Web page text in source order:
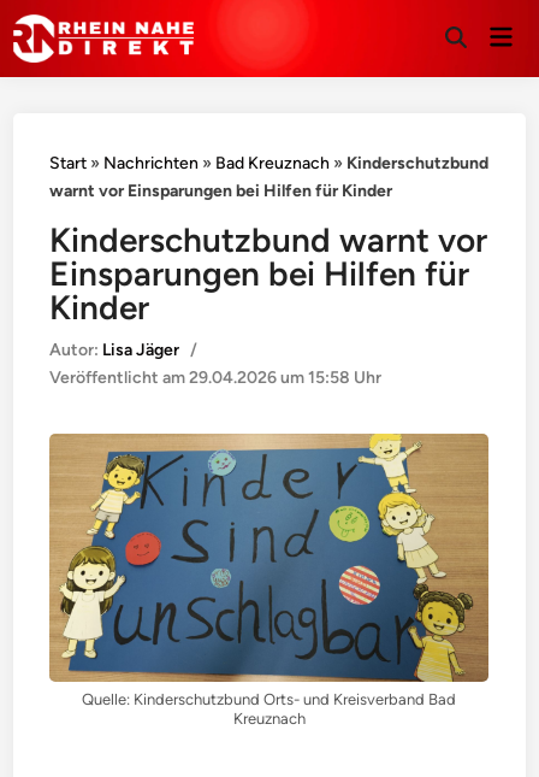
Suche
Start » Nachrichten » Bad Kreuznach » Kinderschutzbund
warnt vor Einsparungen bei Hilfen für Kinder
Kinderschutzbund warnt vor
Einsparungen bei Hilfen für
Kinder
Autor: Lisa Jäger /
Veröffentlicht am29.04.2026 um 15:58 Uhr
Quelle: Kinderschutzbund Orts- und Kreisverband Bad
Kreuznach